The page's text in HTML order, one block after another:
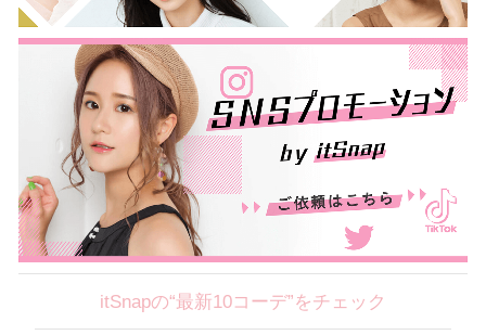
itSnapの“最新10コーデ”をチェック